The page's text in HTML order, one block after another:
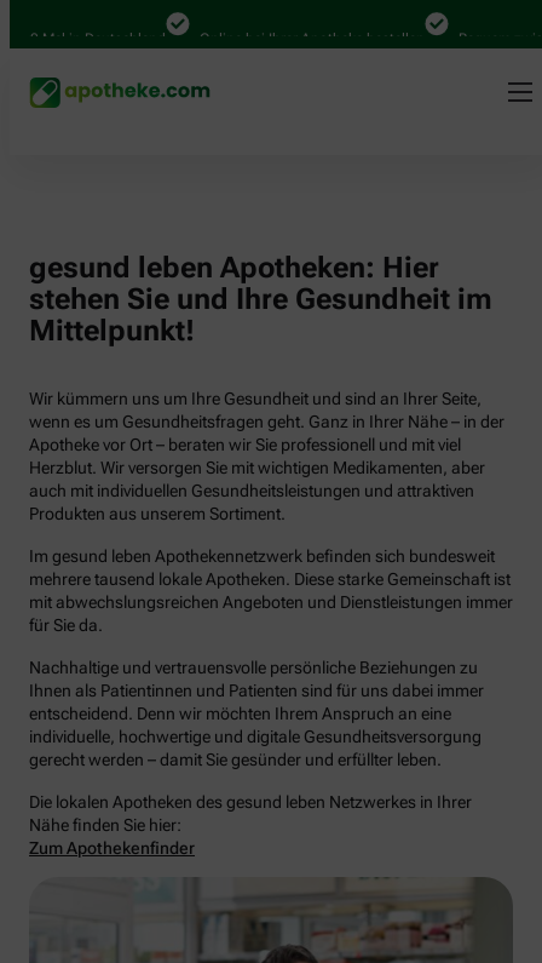
Mal in Deutschland Online bei Ihrer Apotheke bestellen Bequem
gesund leben Apotheken: Hier
stehen Sie und Ihre Gesundheit im
Mittelpunkt!
Wir kümmern uns um Ihre Gesundheit und sind an Ihrer Seite,
wenn es um Gesundheitsfragen geht. Ganz in Ihrer Nähe – in der
Apotheke vor Ort – beraten wir Sie professionell und mit viel
Herzblut. Wir versorgen Sie mit wichtigen Medikamenten, aber
auch mit individuellen Gesundheitsleistungen und attraktiven
Produkten aus unserem Sortiment.
Im gesund leben Apothekennetzwerk befinden sich bundesweit
mehrere tausend lokale Apotheken. Diese starke Gemeinschaft ist
mit abwechslungsreichen Angeboten und Dienstleistungen immer
für Sie da.
Nachhaltige und vertrauensvolle persönliche Beziehungen zu
Ihnen als Patientinnen und Patienten sind für uns dabei immer
entscheidend. Denn wir möchten Ihrem Anspruch an eine
individuelle, hochwertige und digitale Gesundheitsversorgung
gerecht werden – damit Sie gesünder und erfüllter leben.
Die lokalen Apotheken des gesund leben Netzwerkes in Ihrer
Nähe finden Sie hier:
Zum Apothekenfinder